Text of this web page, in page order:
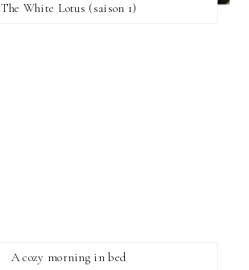
The White Lotus (saison 1)
A cozy morning in bed